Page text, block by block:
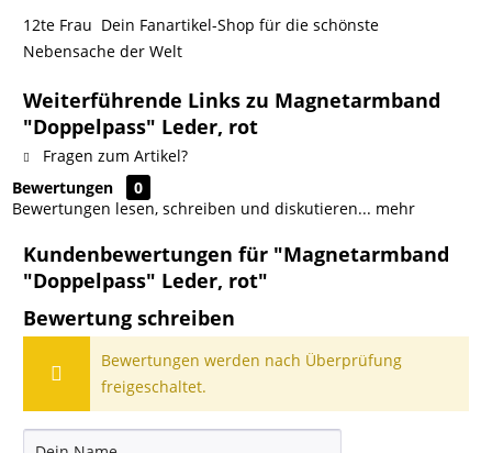
12te Frau  Dein Fanartikel-Shop für die schönste
Nebensache der Welt
Weiterführende Links zu Magnetarmband
"Doppelpass" Leder, rot
Fragen zum Artikel?
Bewertungen
0
Bewertungen lesen, schreiben und diskutieren... mehr
Kundenbewertungen für "Magnetarmband
"Doppelpass" Leder, rot"
Bewertung schreiben
Bewertungen werden nach Überprüfung
freigeschaltet.